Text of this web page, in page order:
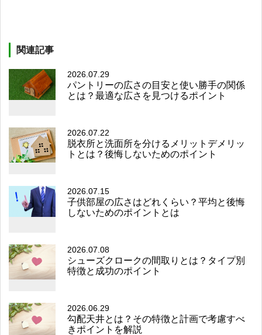
関連記事
2026.07.29
パントリーの広さの目安と使い勝手の関係
とは？最適な広さを見つけるポイント
2026.07.22
脱衣所と洗面所を分けるメリットデメリッ
トとは？後悔しないためのポイント
2026.07.15
子供部屋の広さはどれくらい？平均と後悔
しないためのポイントとは
2026.07.08
シューズクロークの間取りとは？タイプ別
特徴と成功のポイント
2026.06.29
勾配天井とは？その特徴と計画で考慮すべ
きポイントを解説